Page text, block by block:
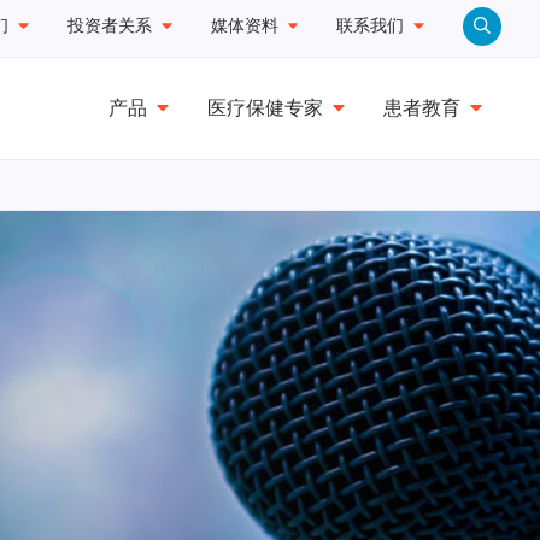
投资者关系 媒体资料 联系我们
产品 医疗保健专家 患者教育